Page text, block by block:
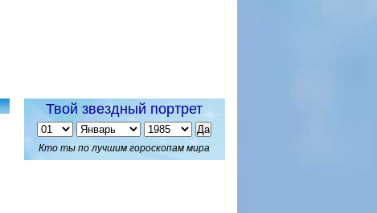
Твой звездный портрет
Кто ты по лучшим гороскопам мира